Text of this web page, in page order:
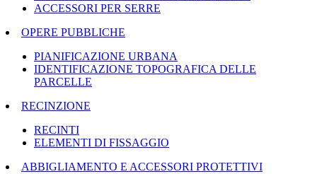
ACCESSORI PER SERRE
OPERE PUBBLICHE
PIANIFICAZIONE URBANA
IDENTIFICAZIONE TOPOGRAFICA DELLE
PARCELLE
RECINZIONE
RECINTI
ELEMENTI DI FISSAGGIO
ABBIGLIAMENTO E ACCESSORI PROTETTIVI